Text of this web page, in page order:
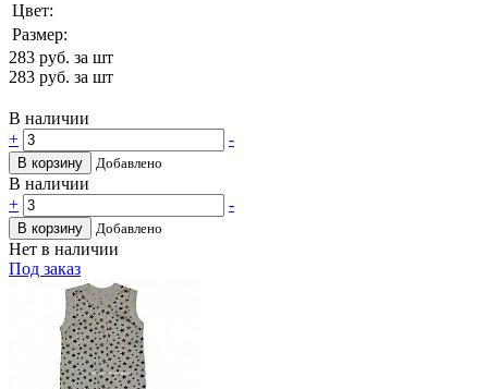
Цвет:
Размер:
283 руб. за шт
283 руб. за шт
В наличии
+
-
В корзину Добавлено
В наличии
+
-
В корзину Добавлено
Нет в наличии
Под заказ